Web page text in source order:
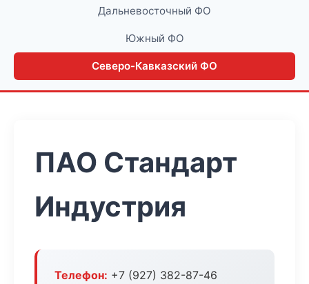
Дальневосточный ФО
Южный ФО
Северо-Кавказский ФО
ПАО Стандарт
Индустрия
Телефон: +7 (927) 382-87-46